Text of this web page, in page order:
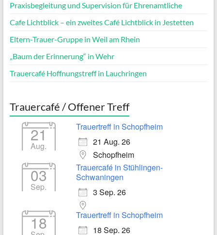
Praxisbegleitung und Supervision für Ehrenamtliche
Cafe Lichtblick – ein zweites Café Lichtblick in Jestetten
Eltern-Trauer-Gruppe in Weil am Rhein
„Baum der Erinnerung“ in Wehr
Trauercafé Hoffnungstreff in Lauchringen
Trauercafé / Offener Treff
21
Aug.
Trauertreff in Schopfheim
21 Aug. 26
Schopfheim
03
Sep.
Trauercafé in Stühlingen-
Schwaningen
3 Sep. 26
18
Trauertreff in Schopfheim
18 Sep. 26